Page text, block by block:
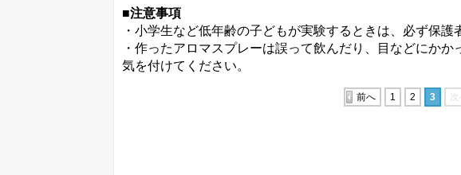
■注意事項
・小学生など低年齢の子どもが実験するときは、必ず保護
・作ったアロマスプレーは誤って飲んだり、目などにか
気を付けてください。
前へ 1 2 3